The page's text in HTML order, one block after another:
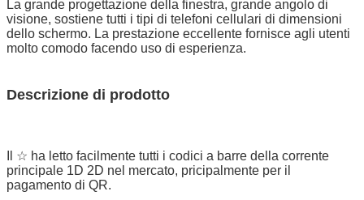
La grande progettazione della finestra, grande angolo di
visione, sostiene tutti i tipi di telefoni cellulari di dimensioni
dello schermo. La prestazione eccellente fornisce agli utenti
molto comodo facendo uso di esperienza.
Descrizione di prodotto
Il ☆ ha letto facilmente tutti i codici a barre della corrente
principale 1D 2D nel mercato, pricipalmente per il
pagamento di QR.